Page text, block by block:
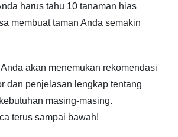
harus tahu 10 tanaman hias
membuat taman Anda semakin
akan menemukan rekomendasi
dan penjelasan lengkap tentang
masing-masing.
terus sampai bawah!